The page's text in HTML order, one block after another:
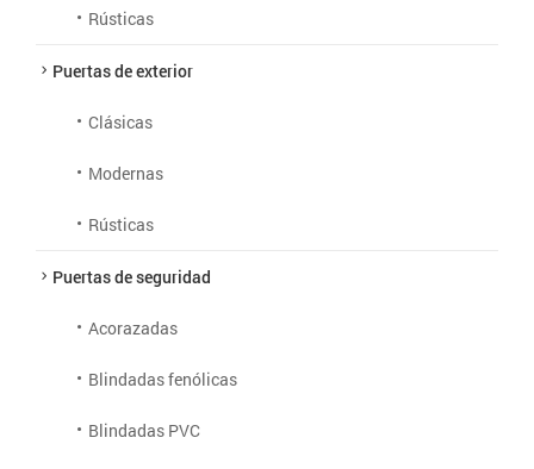
Rústicas
Puertas de exterior
Clásicas
Modernas
Rústicas
Puertas de seguridad
Acorazadas
Blindadas fenólicas
Blindadas PVC